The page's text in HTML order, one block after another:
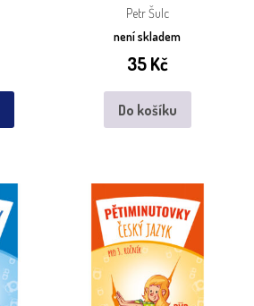
Petr Šulc
není skladem
35Kč
Do košíku